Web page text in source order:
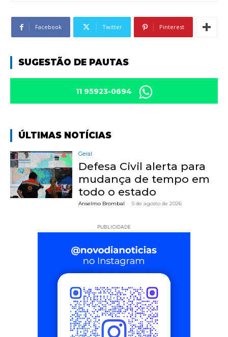
Facebook Twitter Pinterest
SUGESTÃO DE PAUTAS
11 95923-0694
ÚLTIMAS NOTÍCIAS
Geral
Defesa Civil alerta para
mudança de tempo em
todo o estado
Anselmo Brombal - 5 de agosto de 2026
PUBLICIDADE